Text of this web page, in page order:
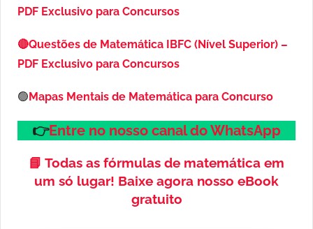
PDF Exclusivo para Concursos
🔴Questões de Matemática IBFC (Nível Superior) –
PDF Exclusivo para Concursos
🟢 Mapas Mentais de Matemática para Concurso
👉Entre no nosso canal do WhatsApp
📘 Todas as fórmulas de matemática em
um só lugar! Baixe agora nosso eBook
gratuito